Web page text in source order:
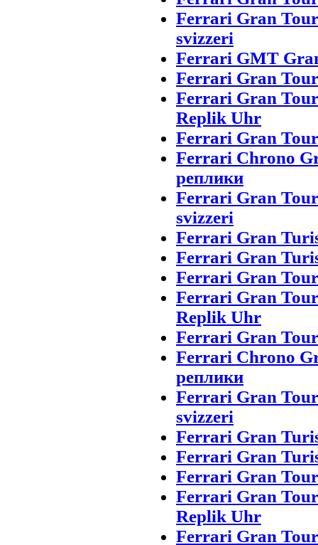
Ferrari Gran
svizzeri
Ferrari GMT
Ferrari Gran
Ferrari Gran
Replik Uhr
Ferrari Gran
Ferrari Chrono
реплики
Ferrari Gran
svizzeri
Ferrari Gran
Ferrari Gran
Ferrari Gran
Ferrari Gran
Replik Uhr
Ferrari Gran
Ferrari Chrono
реплики
Ferrari Gran
svizzeri
Ferrari Gran
Ferrari Gran
Ferrari Gran
Ferrari Gran
Replik Uhr
Ferrari Gran